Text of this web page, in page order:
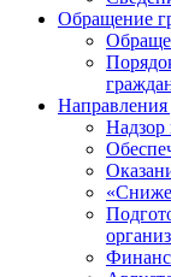
Обращение
Направления
Надзор